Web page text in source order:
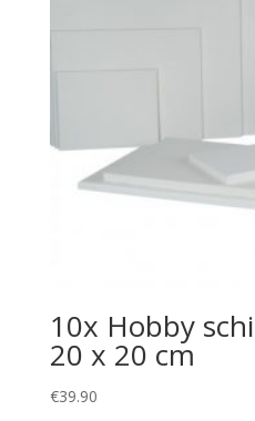
10x Hobby
20 x 20 cm
€39.90